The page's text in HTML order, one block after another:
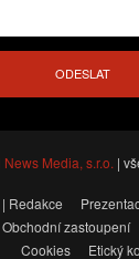
ODESLAT
News Media, s.r.o. |
Redakce
Obchodní zastoupení
Cookies
Etický